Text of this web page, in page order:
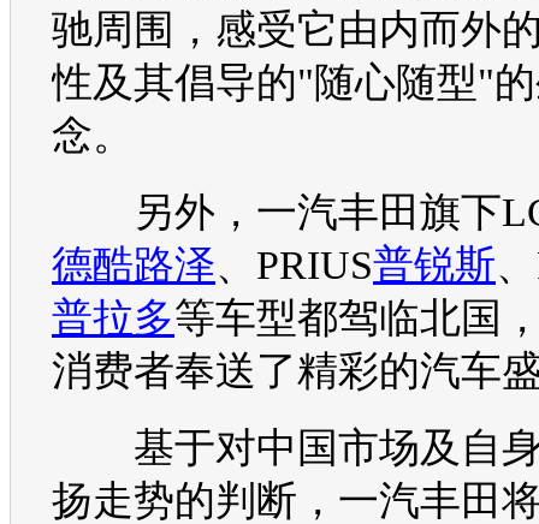
驰周围，感受它由内而外
性及其倡导的"随心随型"
念。
另外， 一汽丰田旗下
德酷路泽、PRIUS普锐斯
普拉多等车型都驾临北国
消费者奉送了精彩的汽车
基于对中国市场及自
扬走势的判断， 一汽丰田